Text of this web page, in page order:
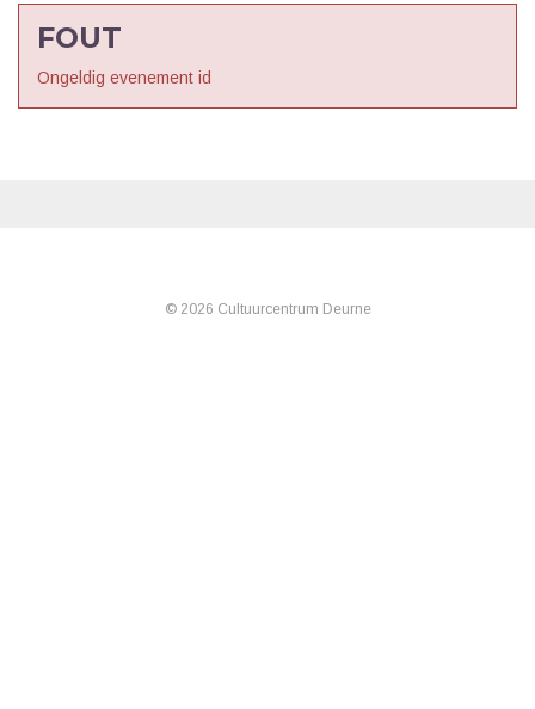
FOUT
Ongeldig evenement id
© 2026 Cultuurcentrum Deurne